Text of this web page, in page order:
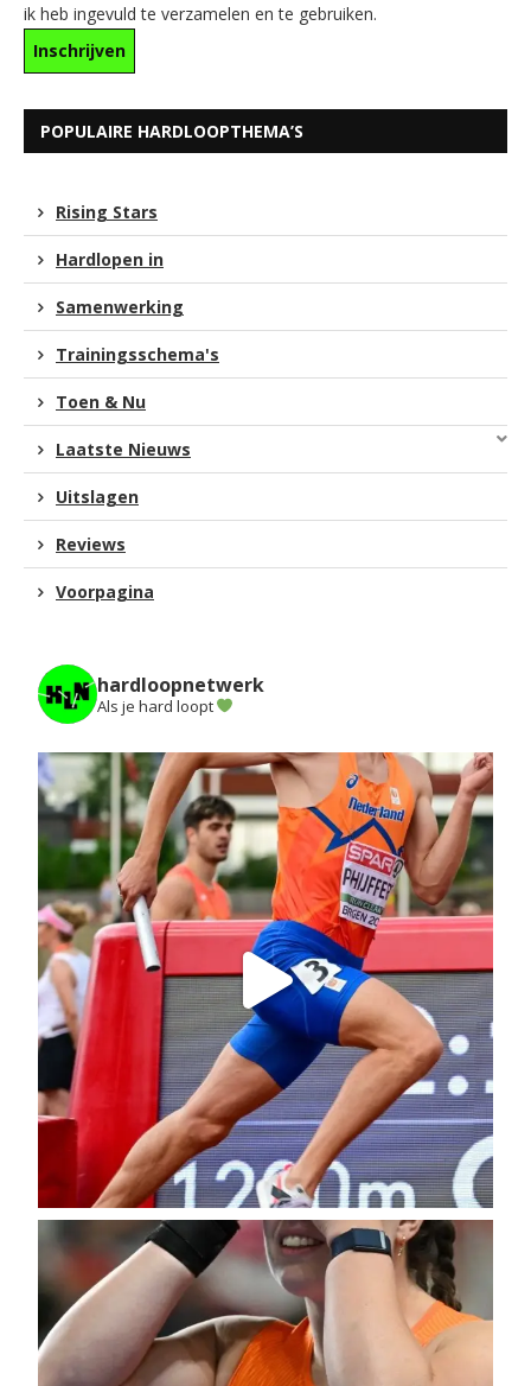
ik heb ingevuld te verzamelen en te gebruiken.
POPULAIRE HARDLOOPTHEMA’S
Rising Stars
Hardlopen in
Samenwerking
Trainingsschema's
Toen & Nu
Laatste Nieuws
Uitslagen
Reviews
Voorpagina
hardloopnetwerk
Als je hard loopt